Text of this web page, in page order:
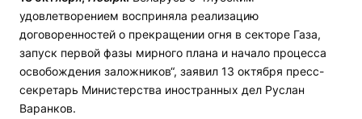
удовлетворением восприняла реализацию
договоренностей о прекращении огня в секторе Газа,
запуск первой фазы мирного плана и начало процесса
освобождения заложников“, заявил 13 октября пресс-
секретарь Министерства иностранных дел Руслан
Варанков.